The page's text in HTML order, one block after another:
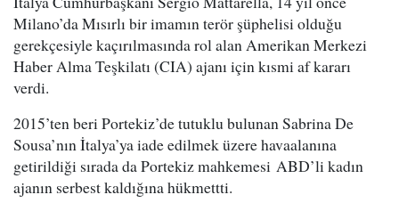
Milano’da Mısırlı bir imamın terör şüphelisi olduğu
gerekçesiyle kaçırılmasında rol alan Amerikan Merkezi
Haber Alma Teşkilatı (CIA) ajanı için kısmi af kararı
verdi.
2015’ten beri Portekiz’de tutuklu bulunan Sabrina De
Sousa’nın İtalya’ya iade edilmek üzere havaalanına
getirildiği sırada da Portekiz mahkemesi ABD’li kadın
ajanın serbest kaldığına hükmettti.